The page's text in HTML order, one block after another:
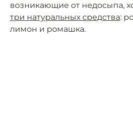
возникающие от недосыпа,
три натуральных средства:
лимон и ромашка.